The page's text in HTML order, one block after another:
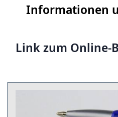
Informationen
Link zum Online-